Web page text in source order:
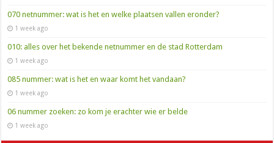
070 netnummer: wat is het en welke plaatsen vallen eronder?
1 week ago
010: alles over het bekende netnummer en de stad Rotterdam
1 week ago
085 nummer: wat is het en waar komt het vandaan?
1 week ago
06 nummer zoeken: zo kom je erachter wie er belde
1 week ago